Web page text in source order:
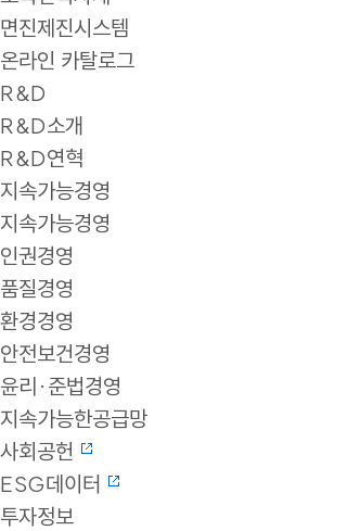
면진제진시스템
온라인 카탈로그
R&D
R&D소개
R&D연혁
지속가능경영
지속가능경영
인권경영
품질경영
환경경영
안전보건경영
윤리·준법경영
지속가능한공급망
사회공헌
ESG데이터
투자정보